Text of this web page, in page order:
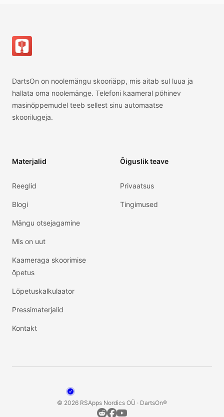
DartsOn on noolemängu skooriäpp, mis aitab sul luua ja
hallata oma noolemänge. Telefoni kaameral põhinev
masinõppemudel teeb sellest sinu automaatse
skoorilugeja.
Materjalid
Reeglid
Blogi
Mängu otsejagamine
Mis on uut
Kaameraga skoorimise
õpetus
Lõpetuskalkulaator
Pressimaterjalid
Kontakt
Õiguslik teave
Privaatsus
Tingimused
© 2026 RSApps Nordics OÜ · DartsOn®
Reddit
Facebook
YouTube